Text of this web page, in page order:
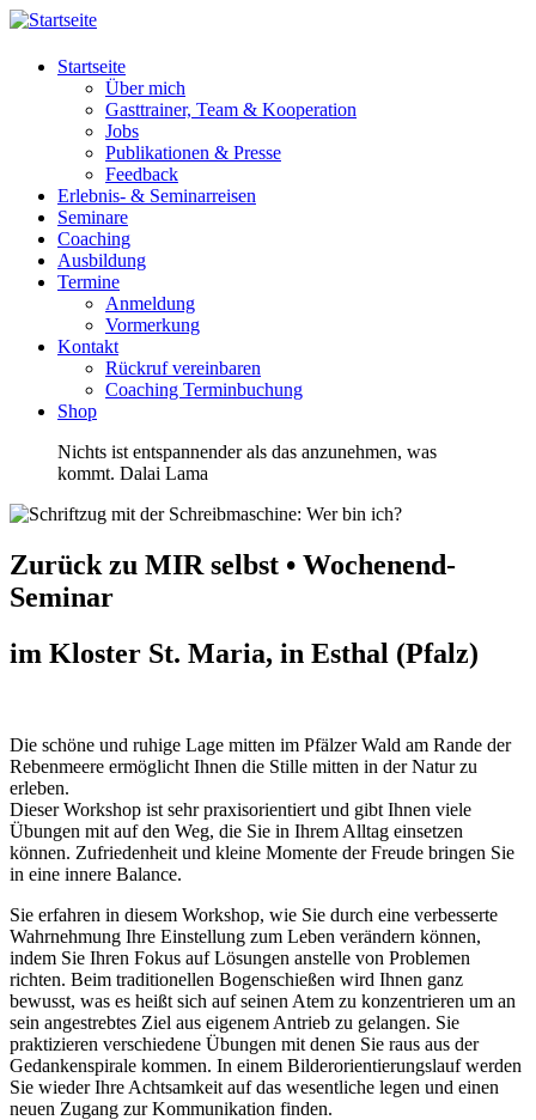
Startseite
Über mich
Gasttrainer, Team & Kooperation
Jobs
Publikationen & Presse
Feedback
Erlebnis- & Seminarreisen
Seminare
Coaching
Ausbildung
Termine
Anmeldung
Vormerkung
Kontakt
Rückruf vereinbaren
Coaching Terminbuchung
Shop
Nichts ist entspannender als das anzunehmen, was
kommt. Dalai Lama
Zurück zu MIR selbst • Wochenend-
Seminar
im Kloster St. Maria, in Esthal (Pfalz)
Die schöne und ruhige Lage mitten im Pfälzer Wald am Rande der
Rebenmeere ermöglicht Ihnen die Stille mitten in der Natur zu
erleben.
Dieser Workshop ist sehr praxisorientiert und gibt Ihnen viele
Übungen mit auf den Weg, die Sie in Ihrem Alltag einsetzen
können. Zufriedenheit und kleine Momente der Freude bringen Sie
in eine innere Balance.
Sie erfahren in diesem Workshop, wie Sie durch eine verbesserte
Wahrnehmung Ihre Einstellung zum Leben verändern können,
indem Sie Ihren Fokus auf Lösungen anstelle von Problemen
richten. Beim traditionellen Bogenschießen wird Ihnen ganz
bewusst, was es heißt sich auf seinen Atem zu konzentrieren um an
sein angestrebtes Ziel aus eigenem Antrieb zu gelangen. Sie
praktizieren verschiedene Übungen mit denen Sie raus aus der
Gedankenspirale kommen. In einem Bilderorientierungslauf werden
Sie wieder Ihre Achtsamkeit auf das wesentliche legen und einen
neuen Zugang zur Kommunikation finden.